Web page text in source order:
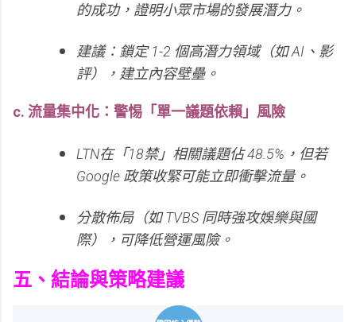
的成功，證明小眾市場的發展潛力。
建議：鎖定 1-2 個高潛力領域（如 AI、影
評），建立內容壁壘。
c. 流量集中化：警惕「單一議題依賴」風險
LTN在「18禁」相關議題佔 48.5%，但若
Google 政策收緊可能立即衝擊流量。
分散佈局（如 TVBS 同時強攻娛樂與國
際），可降低營運風險。
五、結論與策略建議